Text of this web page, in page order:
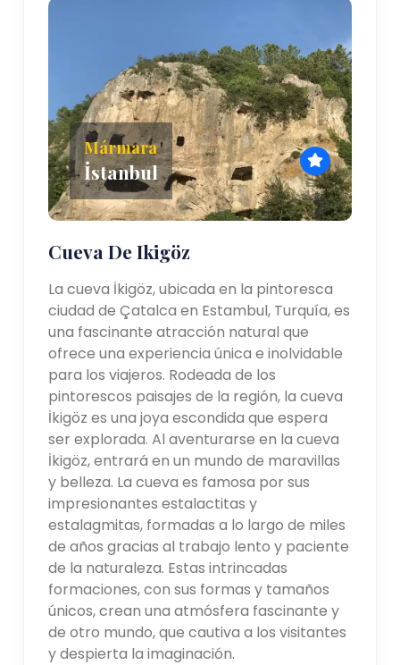
Mármara
İstanbul
Cueva De Ikigöz
La cueva İkigöz, ubicada en la pintoresca
ciudad de Çatalca en Estambul, Turquía, es
una fascinante atracción natural que
ofrece una experiencia única e inolvidable
para los viajeros. Rodeada de los
pintorescos paisajes de la región, la cueva
İkigöz es una joya escondida que espera
ser explorada. Al aventurarse en la cueva
İkigöz, entrará en un mundo de maravillas
y belleza. La cueva es famosa por sus
impresionantes estalactitas y
estalagmitas, formadas a lo largo de miles
de años gracias al trabajo lento y paciente
de la naturaleza. Estas intrincadas
formaciones, con sus formas y tamaños
únicos, crean una atmósfera fascinante y
de otro mundo, que cautiva a los visitantes
y despierta la imaginación.